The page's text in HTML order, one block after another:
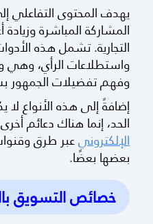
يهدف المحتوى التفاعلي
المشاركة المباشرة وزيادة
التجارية. تشمل هذه
واستطلاعات الرأي، وهي
وفهم تفضيلات الجمهور
إضافةً إلى هذه الأنواع
الحد، إنما هناك دعائم
الإلكترونيعبر طرق
بعضها بعضًا.
خصائص التسويق